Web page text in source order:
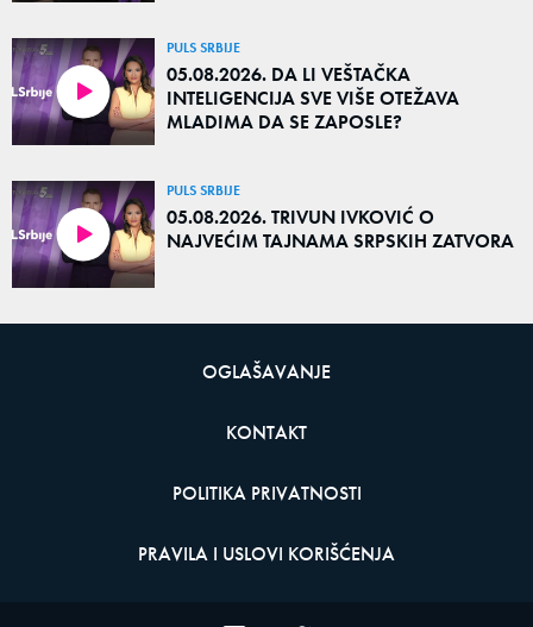
PULS SRBIJE
05.08.2026. DA LI VEŠTAČKA
INTELIGENCIJA SVE VIŠE OTEŽAVA
MLADIMA DA SE ZAPOSLE?
PULS SRBIJE
05.08.2026. TRIVUN IVKOVIĆ O
NAJVEĆIM TAJNAMA SRPSKIH ZATVORA
OGLAŠAVANJE
KONTAKT
POLITIKA PRIVATNOSTI
PRAVILA I USLOVI KORIŠĆENJA